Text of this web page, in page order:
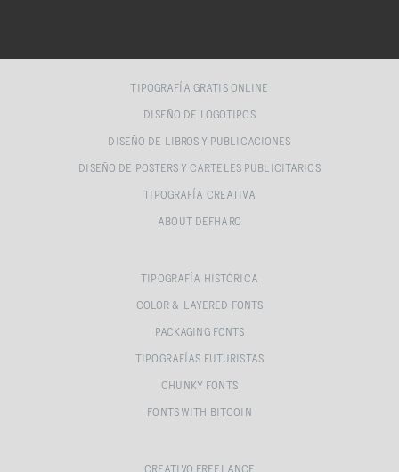
TIPOGRAFÍA GRATIS ONLINE
DISEÑO DE LOGOTIPOS
DISEÑO DE LIBROS Y PUBLICACIONES
DISEÑO DE POSTERS Y CARTELES PUBLICITARIOS
TIPOGRAFÍA CREATIVA
ABOUT DEFHARO
TIPOGRAFÍA HISTÓRICA
COLOR & LAYERED FONTS
PACKAGING FONTS
TIPOGRAFÍAS FUTURISTAS
CHUNKY FONTS
FONTS WITH BITCOIN
CREATIVO FREELANCE